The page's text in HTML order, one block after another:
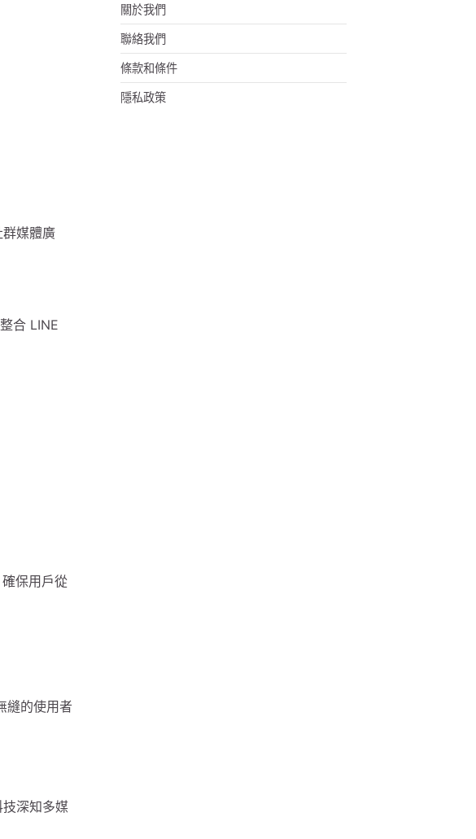
媒體廣
合 LINE
保用戶從
縫的使用者
深知多媒
關於我們
聯絡我們
條款和條件
隱私政策